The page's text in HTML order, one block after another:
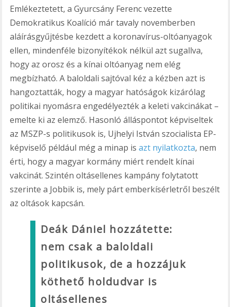
Emlékeztetett, a Gyurcsány Ferenc vezette
Demokratikus Koalíció már tavaly novemberben
aláírásgyűjtésbe kezdett a koronavírus-oltóanyagok
ellen, mindenféle bizonyítékok nélkül azt sugallva,
hogy az orosz és a kínai oltóanyag nem elég
megbízható. A baloldali sajtóval kéz a kézben azt is
hangoztatták, hogy a magyar hatóságok kizárólag
politikai nyomásra engedélyezték a keleti vakcinákat –
emelte ki az elemző. Hasonló álláspontot képviseltek
az MSZP-s politikusok is, Ujhelyi István szocialista EP-
képviselő például még a minap isazt nyilatkozta, nem
érti, hogy a magyar kormány miért rendelt kínai
vakcinát. Szintén oltásellenes kampány folytatott
szerinte a Jobbik is, mely párt emberkísérletről beszélt
az oltások kapcsán.
Deák Dániel hozzátette:
nem csak a baloldali
politikusok, de a hozzájuk
köthető holdudvar is
oltásellenes